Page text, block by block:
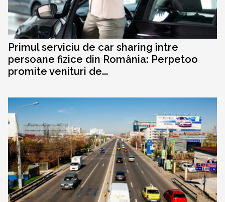
Primul serviciu de car sharing între
persoane fizice din România: Perpetoo
promite venituri de...